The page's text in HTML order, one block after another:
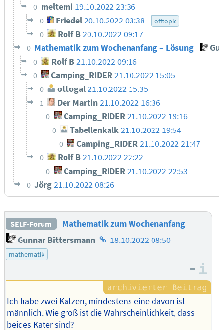
0 meltemi 19.10.2022 23:36
0 Friedel20.10.2022 03:38 offtopic
0 Rolf B 20.10.2022 09:17
0 Mathematik zum Wochenanfang – Lösung
0 Rolf B21.10.2022 09:16
0 Camping_RIDER 21.10.2022 15:05
0 ottogal21.10.2022 15:35
1 Der Martin21.10.2022 16:36
0 Camping_RIDER21.10.2022 19:16
0 Tabellenkalk21.10.2022 19:54
0 Camping_RIDER21.10.2022 21:47
0 Rolf B 21.10.2022 22:22
0 Camping_RIDER21.10.2022 22:53
0 Jörg21.10.2022 08:26
SELF-Forum
Mathematik zum Wochenanfang
Gunnar Bittersmann Homepage
18.10.2022 08:50
mathematik
–
Ich habe zwei Katzen, mindestens eine davon ist
männlich. Wie groß ist die Wahrscheinlichkeit, dass
beides Kater sind?